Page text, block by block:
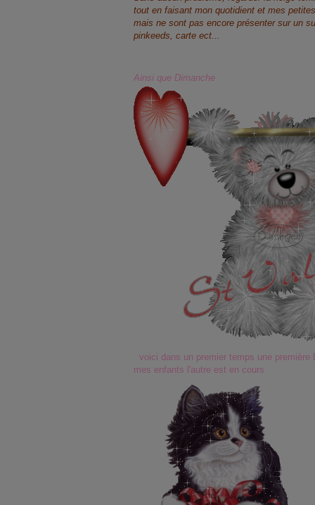
tout en faisant mon quotidient et mes
mais ne sont pas encore présenter sur un
pinkeeds, carte ect...
Ainsi que Dimanche
voici dans un premier temps une première
mes enfants l'autre est en cours